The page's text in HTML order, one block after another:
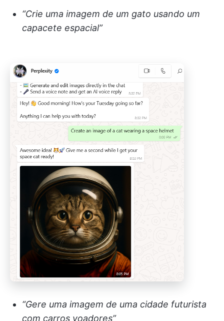
“Crie uma imagem de um gato usando um
capacete espacial”
“Gere uma imagem de uma cidade futurista
com carros voadores”